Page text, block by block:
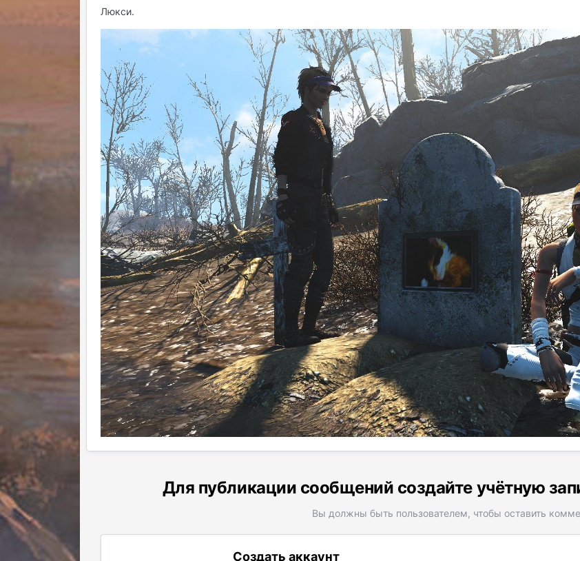
Люкси.
Для публикации сообщений создайте учётную
Вы должны быть пользователем, чтобы оставить
Создать аккаунт